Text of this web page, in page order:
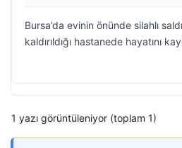
Bursa’da evinin önünde silahlı
kaldırıldığı hastanede hayatını
1 yazı görüntüleniyor (toplam 1)